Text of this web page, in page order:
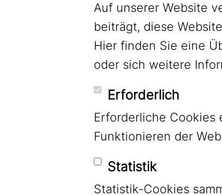
LinkedIn
Auf unserer Website
beiträgt, diese
Hier finden Sie eine
oder sich weitere
Erforderlich
Erforderliche Cookies
Funktionieren der
Statistik
Statistik-Cookies